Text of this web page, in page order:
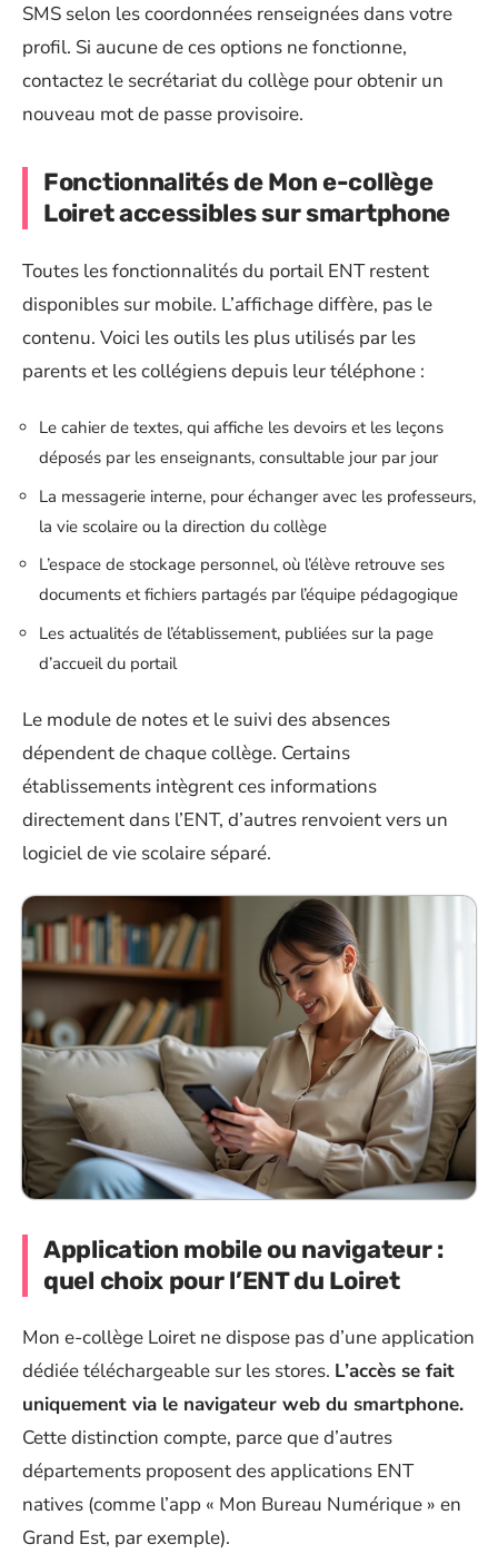
SMS selon les coordonnées renseignées dans votre
profil. Si aucune de ces options ne fonctionne,
contactez le secrétariat du collège pour obtenir un
nouveau mot de passe provisoire.
Fonctionnalités de Mon e-collège
Loiret accessibles sur smartphone
Toutes les fonctionnalités du portail ENT restent
disponibles sur mobile. L’affichage diffère, pas le
contenu. Voici les outils les plus utilisés par les
parents et les collégiens depuis leur téléphone :
Le cahier de textes, qui affiche les devoirs et les leçons
déposés par les enseignants, consultable jour par jour
La messagerie interne, pour échanger avec les professeurs,
la vie scolaire ou la direction du collège
L’espace de stockage personnel, où l’élève retrouve ses
documents et fichiers partagés par l’équipe pédagogique
Les actualités de l’établissement, publiées sur la page
d’accueil du portail
Le module de notes et le suivi des absences
dépendent de chaque collège. Certains
établissements intègrent ces informations
directement dans l’ENT, d’autres renvoient vers un
logiciel de vie scolaire séparé.
Application mobile ou navigateur :
quel choix pour l’ENT du Loiret
Mon e-collège Loiret ne dispose pas d’une application
dédiée téléchargeable sur les stores. L’accès se fait
uniquement via le navigateur web du smartphone.
Cette distinction compte, parce que d’autres
départements proposent des applications ENT
natives (comme l’app « Mon Bureau Numérique » en
Grand Est, par exemple).